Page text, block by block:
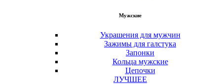
Мужские
Украшения для мужчин
Зажимы для галстука
Запонки
Кольца мужские
Цепочки
ЛУЧШЕЕ